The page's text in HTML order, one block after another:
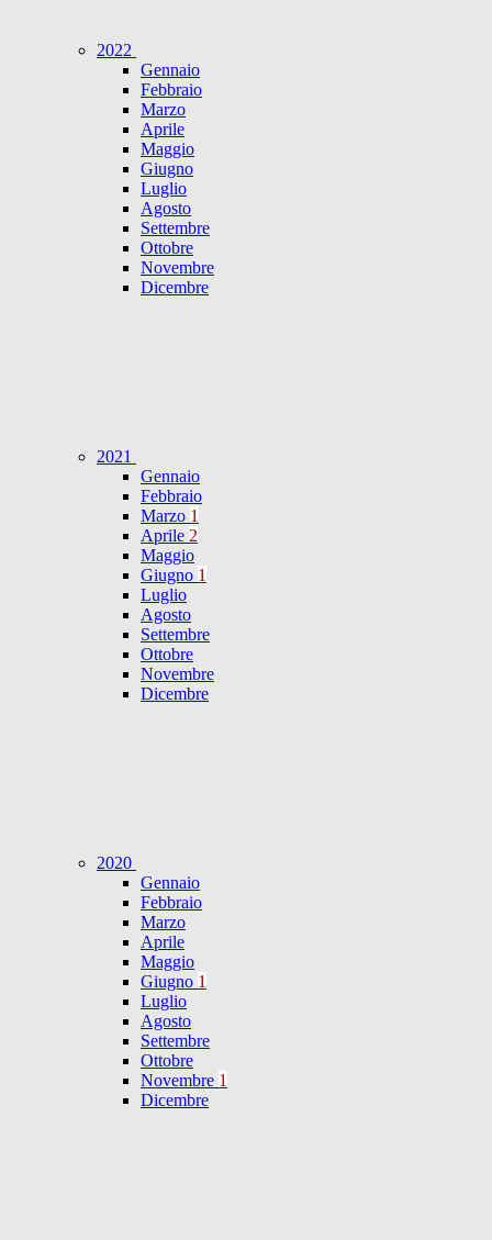
2022
Gennaio
Febbraio
Marzo
Aprile
Maggio
Giugno
Luglio
Agosto
Settembre
Ottobre
Novembre
Dicembre
2021
Gennaio
Febbraio
Marzo 1
Aprile 2
Maggio
Giugno 1
Luglio
Agosto
Settembre
Ottobre
Novembre
Dicembre
2020
Gennaio
Febbraio
Marzo
Aprile
Maggio
Giugno 1
Luglio
Agosto
Settembre
Ottobre
Novembre 1
Dicembre